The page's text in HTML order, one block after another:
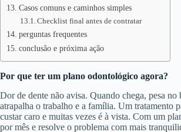
Casos comuns e caminhos simples
Checklist final antes de contratar
perguntas frequentes
conclusão e próxima ação
Por que ter um plano odontológico agora?
Dor de dente não avisa. Quando chega, pesa no
atrapalha o trabalho e a família. Um tratamento
custar caro e muitas vezes é à vista. Com um
por mês e resolve o problema com mais